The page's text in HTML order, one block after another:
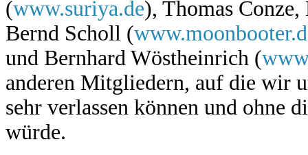
(www.suriya.de), Thomas Conze,
Bernd Scholl (
und Bernhard Wöstheinrich (
anderen Mitgliedern, auf die wir
sehr verlassen können und ohne
würde.